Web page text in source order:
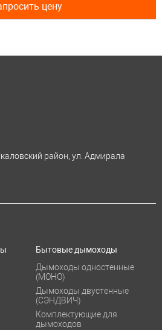
цену
район, ул. Адмирала
Бытовые дымоходы
Дымоходы одностенные
(МОНО)
Дымоходы двустенные
(СЭНДВИЧ)
Комплектующие для
дымоходов